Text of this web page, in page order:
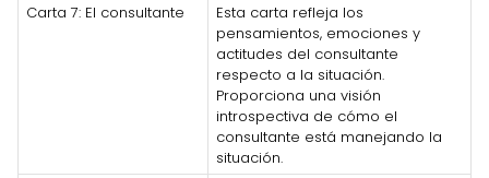
Carta 7: El consultante
Esta carta refleja los
pensamientos, emociones y
actitudes del consultante
respecto a la situación.
Proporciona una visión
introspectiva de cómo el
consultante está manejando la
situación.